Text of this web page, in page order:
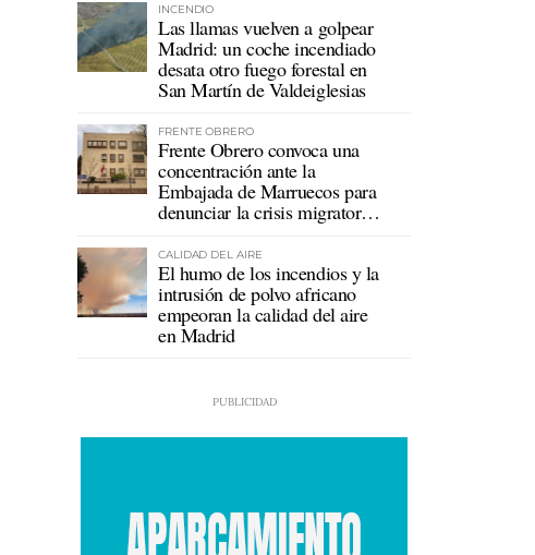
INCENDIO
Las llamas vuelven a golpear
Madrid: un coche incendiado
desata otro fuego forestal en
San Martín de Valdeiglesias
FRENTE OBRERO
Frente Obrero convoca una
concentración ante la
Embajada de Marruecos para
denunciar la crisis migratoria
CALIDAD DEL AIRE
El humo de los incendios y la
intrusión de polvo africano
empeoran la calidad del aire
en Madrid